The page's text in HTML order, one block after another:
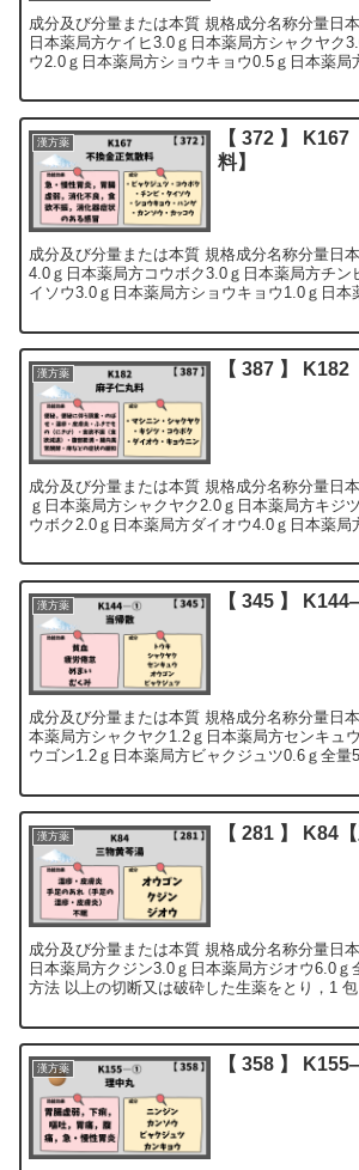
成分及び分量または本質 規格成分名称分量日
日本薬局方ケイヒ3.0ｇ日本薬局方シャクヤク
ウ2.0ｇ日本薬局方ショウキョウ0.5ｇ日本薬局
漢方薬
【 372 】
料】
成分及び分量または本質 規格成分名称分量日
4.0ｇ日本薬局方コウボク3.0ｇ日本薬局方チン
イソウ3.0ｇ日本薬局方ショウキョウ1.0ｇ日本
漢方薬 【 387 】 K182
成分及び分量または本質 規格成分名称分量 日
ｇ 日本薬局方シャクヤク2.0ｇ 日本薬局方キジ
ウボク2.0ｇ日本薬局方ダイオウ4.0ｇ日本薬局
漢方薬 【 345 】
成分及び分量または本質 規格成分名称分量日
本薬局方シャクヤク1.2ｇ日本薬局方センキュ
ウゴン1.2ｇ日本薬局方ビャクジュツ0.6ｇ全
漢方薬 【 281 】 K84
成分及び分量または本質 規格成分名称分量日
日本薬局方クジン3.0ｇ日本薬局方ジオウ6.0ｇ
方法 以上の切断又は破砕した生薬をとり，1
漢方薬 【 358 】